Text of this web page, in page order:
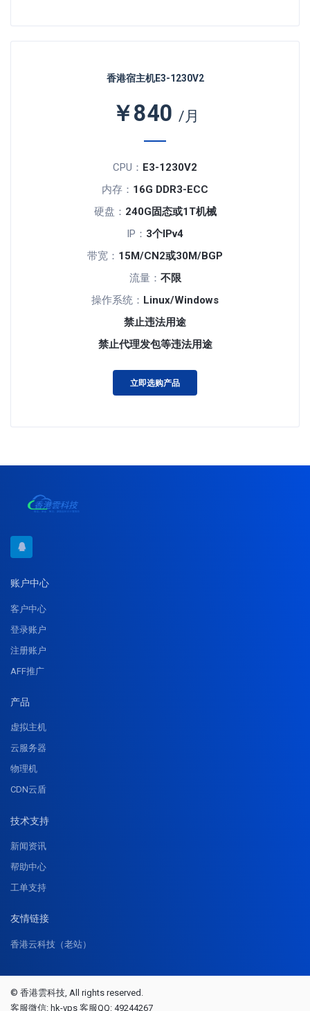
香港宿主机E3-1230V2
￥840 /月
CPU： E3-1230V2
内存： 16G DDR3-ECC
硬盘： 240G固态或1T机械
IP： 3个IPv4
带宽： 15M/CN2或30M/BGP
流量： 不限
操作系统： Linux/Windows
禁止违法用途
禁止代理发包等违法用途
立即选购产品
账户中心
客户中心
登录账户
注册账户
AFF推广
产品
虚拟主机
云服务器
物理机
CDN云盾
技术支持
新闻资讯
帮助中心
工单支持
友情链接
香港云科技（老站）
© 香港雲科技, All rights reserved.
客服微信: hk-vps 客服QQ: 49244267